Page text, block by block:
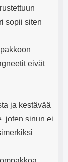
sopii siten
eivät
ja kestävää
joten sinun ei